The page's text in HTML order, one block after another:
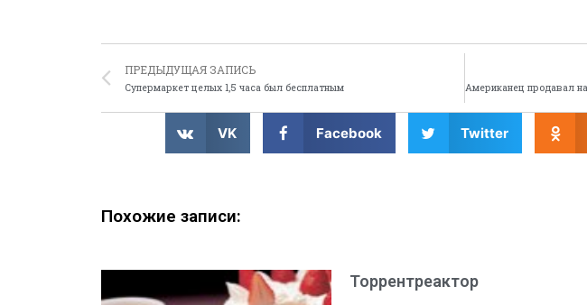
ПРЕДЫДУЩАЯ ЗАПИСЬ
Супермаркет целых 1,5 часа был бесплатным
VK Facebook Twitter
Похожие записи:
Торрентреактор